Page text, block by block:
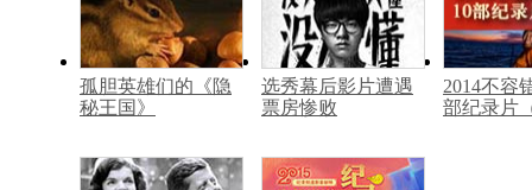
孤胆英雄们的《隐
秘王国》
选秀幕后影片遭遇
票房惨败
2014不容
部纪录片